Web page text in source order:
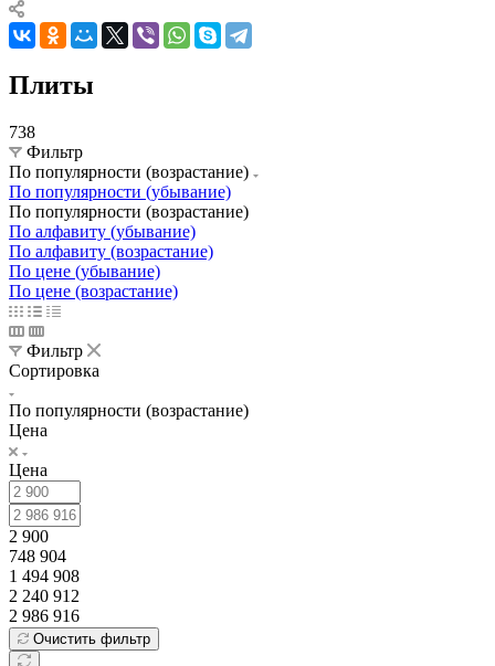
Плиты
738
Фильтр
По популярности (возрастание)
По популярности (убывание)
По популярности (возрастание)
По алфавиту (убывание)
По алфавиту (возрастание)
По цене (убывание)
По цене (возрастание)
Фильтр
Сортировка
По популярности (возрастание)
Цена
Цена
2 900
748 904
1 494 908
2 240 912
2 986 916
Очистить фильтр